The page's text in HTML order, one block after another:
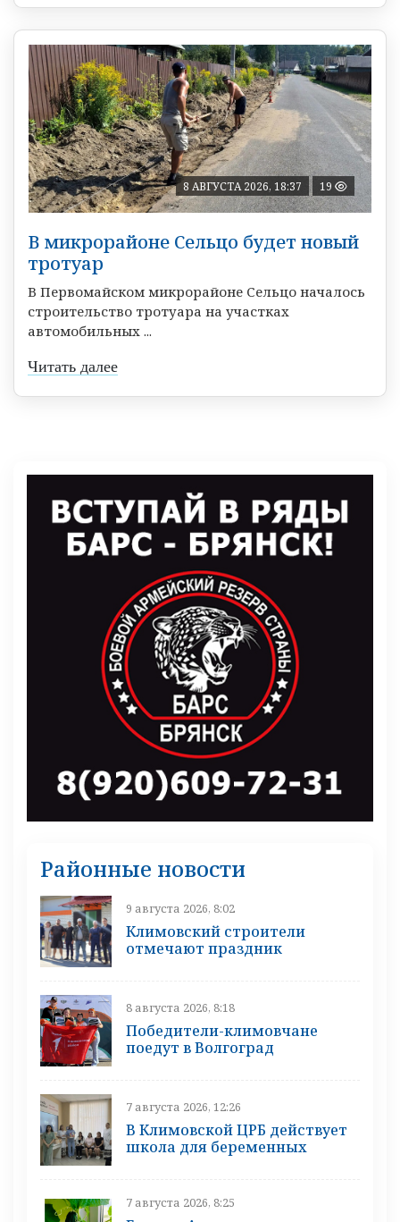
8 АВГУСТА 2026, 18:37 19
В микрорайоне Сельцо будет новый
тротуар
В Первомайском микрорайоне Сельцо началось
строительство тротуара на участках
автомобильных ...
Читать далее
Районные новости
9 августа 2026, 8:02
Климовский строители
отмечают праздник
8 августа 2026, 8:18
Победители-климовчане
поедут в Волгоград
7 августа 2026, 12:26
В Климовской ЦРБ действует
школа для беременных
7 августа 2026, 8:25